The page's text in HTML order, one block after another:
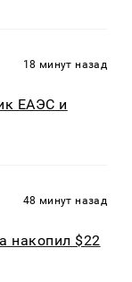
18 минут назад
ЕАЭС и
48 минут назад
накопил $22